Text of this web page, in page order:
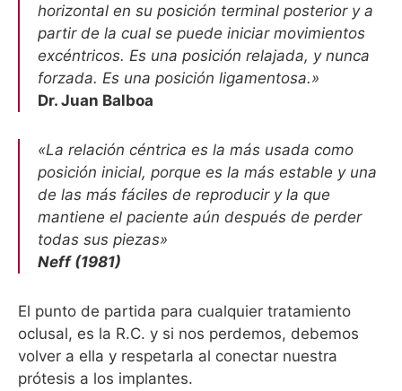
horizontal en su posición terminal posterior y a
partir de la cual se puede iniciar movimientos
excéntricos. Es una posición relajada, y nunca
forzada. Es una posición ligamentosa.»
Dr. Juan Balboa
«La relación céntrica es la más usada como
posición inicial, porque es la más estable y una
de las más fáciles de reproducir y la que
mantiene el paciente aún después de perder
todas sus piezas»
Neff (1981)
El punto de partida para cualquier tratamiento
oclusal, es la R.C. y si nos perdemos, debemos
volver a ella y respetarla al conectar nuestra
prótesis a los implantes.